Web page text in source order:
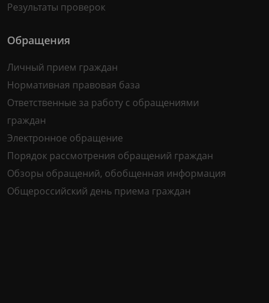
Результаты проверок
Обращения
Личный прием граждан
Нормативная правовая база
Ответственные за работу с обращениями
граждан
Электронное обращение
Порядок рассмотрения обращений граждан
Обзоры обращений, обобщенная информация
Общероссийский день приема граждан